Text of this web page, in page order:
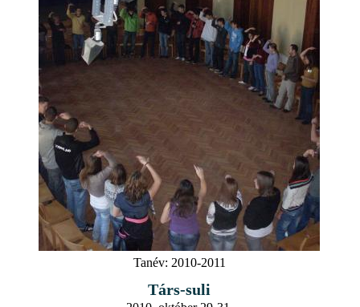
Tanév: 2010-2011
Társ-suli